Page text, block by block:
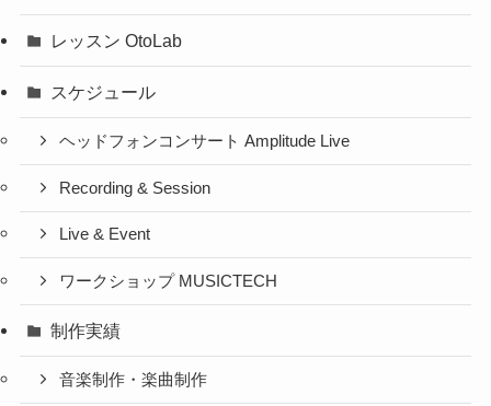
レッスン OtoLab
スケジュール
ヘッドフォンコンサート Amplitude Live
Recording & Session
Live & Event
ワークショップ MUSICTECH
制作実績
音楽制作・楽曲制作